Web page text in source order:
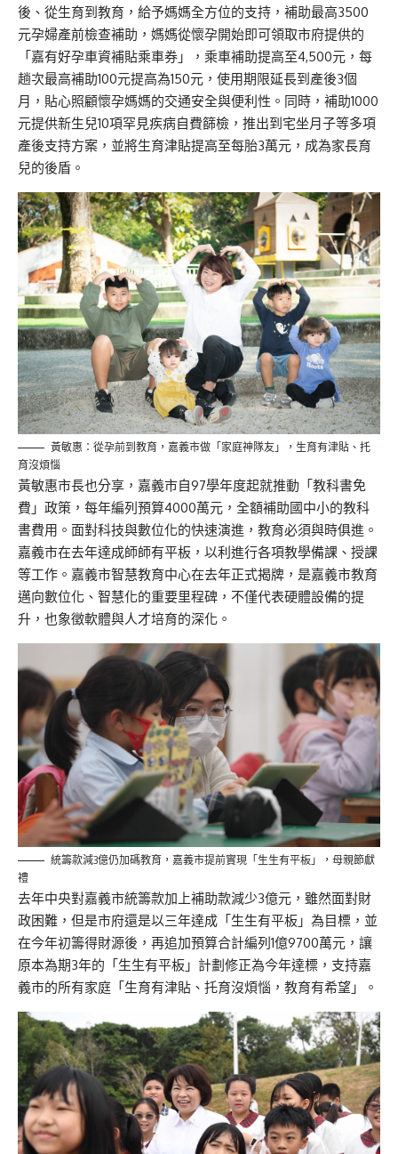
後、從生育到教育，給予媽媽全方位的支持，補助最高3500
元孕婦產前檢查補助，媽媽從懷孕開始即可領取市府提供的
「嘉有好孕車資補貼乘車券 」，乘車補助提高至4,500元， 每
趟次最高補助100元提高為150元，使用期限延長到產後3個
月，貼心照顧懷孕媽媽的交通安全與便利性。同時，補助1000
元提供新生兒10項罕見疾病自費篩檢，推出到宅坐月子等多項
產後支持方案，並將生育津貼提高至每胎3萬元，成為家長育
兒的後盾。
黃敏惠：從孕前到教育，嘉義市做「家庭神隊友」，生育有津貼、托
育沒煩惱
黃敏惠市長也分享，嘉義市自97學年度起就推動「教科書免
費」政策，每年編列預算4000萬元，全額補助國中小的教科
書費用。面對科技與數位化的快速演進，教育必須與時俱進。
嘉義市在去年達成師師有平板，以利進行各項教學備課 、授課
等工作。嘉義市智慧教育中心在去年正式揭牌，是嘉義市教育
邁向數位化、智慧化的重要里程碑，不僅代表硬體設備的提
升，也象徵軟體與人才培育的深化。
統籌款減3億仍加碼教育，嘉義市提前實現「生生有平板」，母親節獻
禮
去年中央對嘉義市統籌款加上補助款減少3億元，雖然面對財
政困難，但是市府還是以三年達成「生生有平板」為目標，並
在今年初籌得財源後，再追加預算合計編列1億9700萬元，讓
原本為期3年的「生生有平板」計劃修正為今年達標，支持嘉
義市的所有家庭「生育有津貼、托育沒煩惱， 教育有希望」。